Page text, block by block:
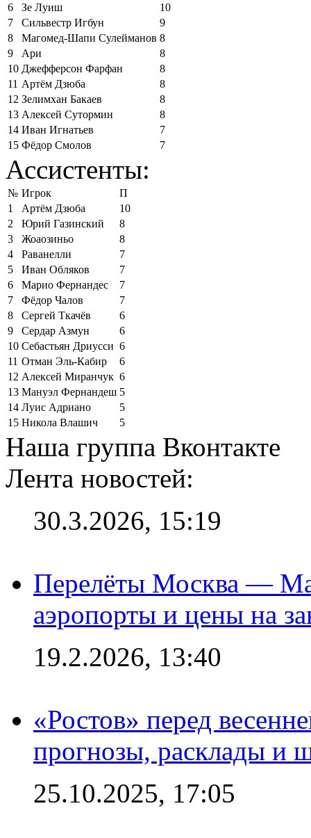
6
Зе Луиш
10
7
Сильвестр Игбун
9
8
Магомед-Шапи Сулейманов 8
9
Ари
8
10 Джефферсон Фарфан
8
11 Артём Дзюба
8
12 Зелимхан Бакаев
8
13 Алексей Сутормин
8
14 Иван Игнатьев
7
15 Фёдор Смолов 7
Ассистенты:
№ Игрок
П
1
Артём Дзюба
10
2
Юрий Газинский
8
3
Жоаозиньо
8
4
Раванелли
7
5
Иван Обляков
7
6
Марио Фернандес
7
7
Фёдор Чалов
7
8
Сергей Ткачёв
6
9
Сердар Азмун
6
10 Себастьян Дриусси 6
11 Отман Эль-Кабир
6
12 Алексей Миранчук 6
13 Мануэл Фернандеш 5
14 Луис Адриано
5
15 Никола Влашич 5
Наша группа Вконтакте
Лента новостей:
30.3.2026, 15:19
Перелёты Москва —
аэропорты и цены на
19.2.2026, 13:40
«Ростов» перед
прогнозы, расклады и
25.10.2025, 17:05